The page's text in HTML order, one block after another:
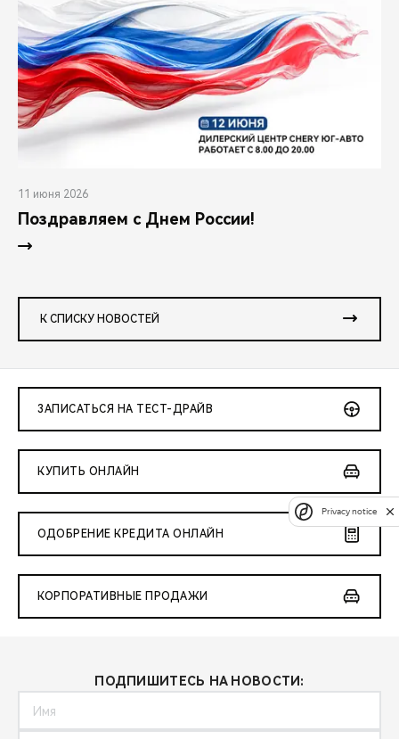
11 июня 2026
Поздравляем с Днем России!
К СПИСКУ НОВОСТЕЙ
ЗАПИСАТЬСЯ НА ТЕСТ-ДРАЙВ
КУПИТЬ ОНЛАЙН
ОДОБРЕНИЕ КРЕДИТА ОНЛАЙН
КОРПОРАТИВНЫЕ ПРОДАЖИ
ПОДПИШИТЕСЬ НА НОВОСТИ:
Privacy notice